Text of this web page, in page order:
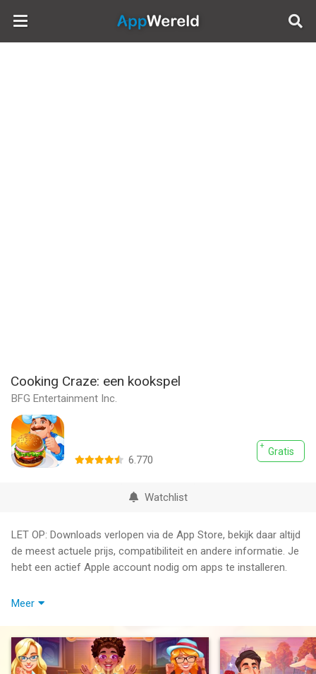
AppWereld
Cooking Craze: een kookspel
BFG Entertainment Inc.
Gratis
6.770
Watchlist
LET OP: Downloads verlopen via de App Store, bekijk daar altijd
de meest actuele prijs, compatibiliteit en andere informatie. Je
hebt een actief Apple account nodig om apps te installeren.
Speel Cooking Craze, een leuk, nieuw kookspel! Kook, bak en
Speel dit snelle, leuke kookspel waar en wanneer je maar wilt.
Meer